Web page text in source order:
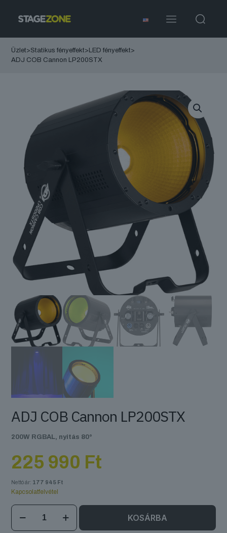
Üzlet>Statikus fényeffekt> LED fényeffekt>
ADJ COB Cannon LP200STX
ADJ COB Cannon LP200STX
200W RGBAL, nyitás 80°
225 990 Ft
Nettó ár: 177 945 Ft
Kapcsolatfelvétel
ADJ
COB
Cannon
KOSÁRBA